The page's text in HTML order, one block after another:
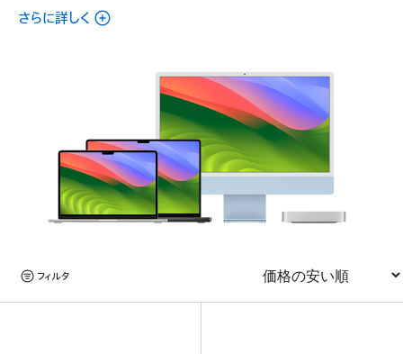
さらに詳しく
品
に
つ
い
て。
品
フィルタ